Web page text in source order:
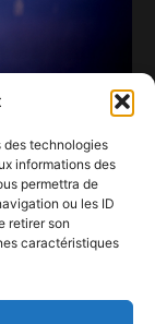
des technologies
informations des
permettra de
ou les ID
retirer son
caractéristiques
ou plutôt